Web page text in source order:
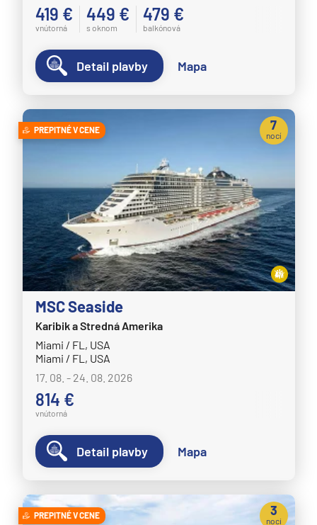
419 €
vnútorná
449 €
s oknom
479 €
balkónová
Detail plavby Mapa
PREPITNÉ V CENE
MSC Seaside
Karibik a Stredná Amerika
Miami / FL, USA
Miami / FL, USA
17. 08. - 24. 08. 2026
814 €
vnútorná
7
nocí
Detail plavby Mapa
PREPITNÉ V CENE 3
noci